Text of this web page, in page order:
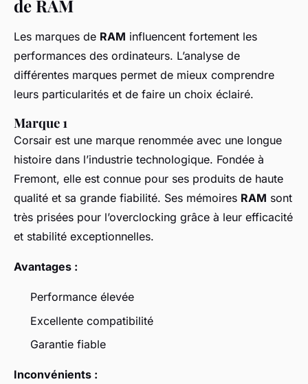
de RAM
Les marques de RAM influencent fortement les
performances des ordinateurs. L’analyse de
différentes marques permet de mieux comprendre
leurs particularités et de faire un choix éclairé.
Marque 1
Corsair est une marque renommée avec une longue
histoire dans l’industrie technologique. Fondée à
Fremont, elle est connue pour ses produits de haute
qualité et sa grande fiabilité. Ses mémoires RAM sont
très prisées pour l’overclocking grâce à leur efficacité
et stabilité exceptionnelles.
Avantages :
Performance élevée
Excellente compatibilité
Garantie fiable
Inconvénients :